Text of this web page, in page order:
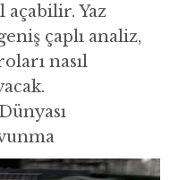
açabilir. Yaz
çaplı analiz,
nasıl